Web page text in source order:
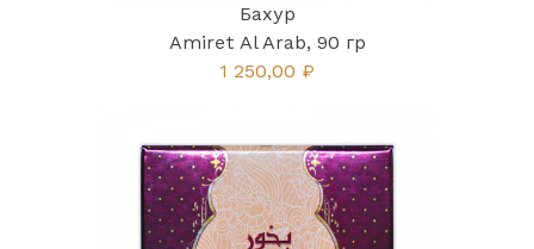
Бахур
Amiret Al Arab, 90 гр
1 250,00 ₽